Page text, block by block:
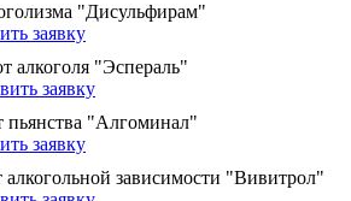
"Дисульфирам"
заявку
алкоголя "Эспераль"
заявку
пьянства "Алгоминал"
заявку
алкогольной зависимости "Вивитрол"